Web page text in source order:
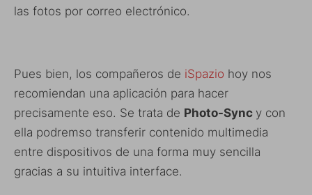
las fotos por correo electrónico.
Pues bien, los compañeros de iSpazio hoy nos
recomiendan una aplicación para hacer
precisamente eso. Se trata de Photo-Sync y con
ella podremso transferir contenido multimedia
entre dispositivos de una forma muy sencilla
gracias a su intuitiva interface.